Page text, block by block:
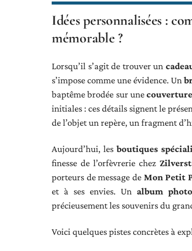
Idées personnalisées :
mémorable ?
Lorsqu’il s’agit de trouver un
s’impose comme une évidence. Un
baptême brodée sur unecouverture
initiales : ces détails signent le
de l’objet un repère, un fragment
Aujourd’hui, les boutiques
finesse de l’orfèvrerie chez
porteurs de message de Mon Petit
et à ses envies. Un album
précieusement les souvenirs du
Voici quelques pistes concrètes à